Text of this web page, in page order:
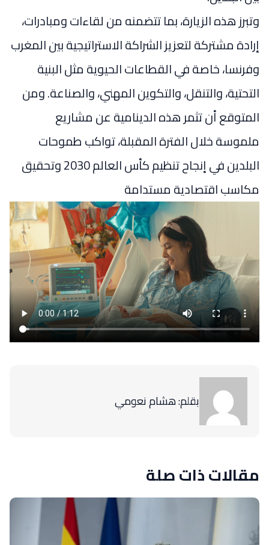
وتبرز هذه الزيارة، بما تتضمنه من لقاءات ومبادرات،
إرادة مشتركة لتعزيز الشراكة الاستراتيجية بين المغرب
وفرنسا، خاصة في القطاعات الحيوية مثل البنية
التحتية، والتنقل، والتكوين المهني، والصناعة. ومن
المتوقع أن تثمر هذه الدينامية عن مشاريع
ملموسة خلال الفترة المقبلة، تواكب طموحات
البلدين في إنجاح تنظيم كأس العالم 2030 وتحقيق
مكاسب اقتصادية مستدامة
بقلم: هشام نعومي
مقالات ذات صلة